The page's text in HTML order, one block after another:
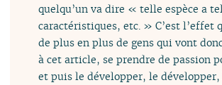
quelqu’un va dire « telle espèce a
caractéristiques, etc. » C’est l’effet
de plus en plus de gens qui vont
à cet article, se prendre de passion
et puis le développer, le développer,